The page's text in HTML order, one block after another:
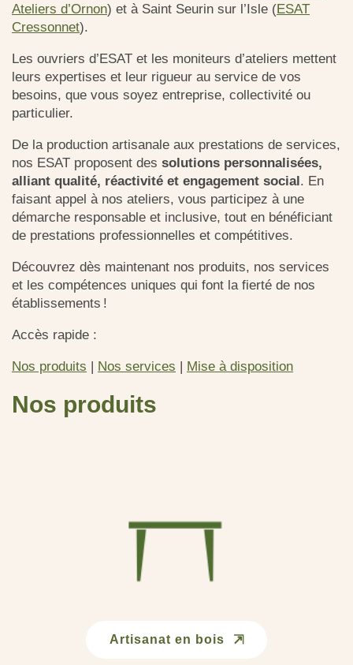
Ateliers d’Ornon) et à Saint Seurin sur l’Isle (ESAT
Cressonnet).
Les ouvriers d’ESAT et les moniteurs d’ateliers mettent
leurs expertises et leur rigueur au service de vos
besoins, que vous soyez entreprise, collectivité ou
particulier.
De la production artisanale aux prestations de services,
nos ESAT proposent des solutions personnalisées,
alliant qualité, réactivité et engagement social. En
faisant appel à nos ateliers, vous participez à une
démarche responsable et inclusive, tout en bénéficiant
de prestations professionnelles et compétitives.
Découvrez dès maintenant nos produits, nos services
et les compétences uniques qui font la fierté de nos
établissements !
Accès rapide :
Nos produits | Nos services | Mise à disposition
Nos produits
Artisanat en bois